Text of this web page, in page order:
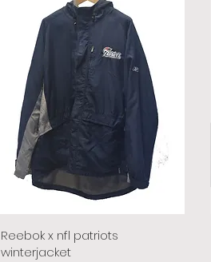
Reebok x nfl patriots
winterjacket